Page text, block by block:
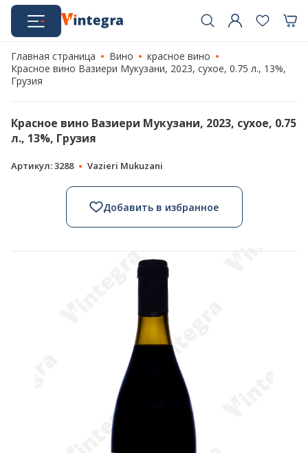
Главная страница Вино
красное вино
Красное вино Вазиери Мукузани, 2023, сухое, 0.75 л., 13%,
Грузия
Красное вино Вазиери Мукузани, 2023, сухое, 0.75
л., 13%, Грузия
Артикул: 3288 Vazieri Mukuzani
Добавить в избранное